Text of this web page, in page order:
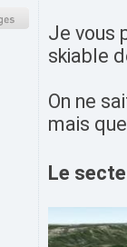
Je vous
skiable
On ne
mais
Le